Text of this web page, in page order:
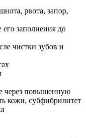
рвота, запор,
заполнения до
чистки зубов и
через повышенную
кожи, субфибрилитет